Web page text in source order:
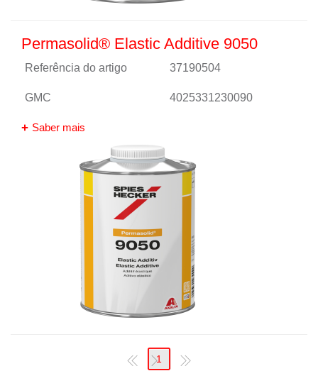
Permasolid® Elastic Additive 9050
Referência do artigo 37190504
GMC 4025331230090
Saber mais
1